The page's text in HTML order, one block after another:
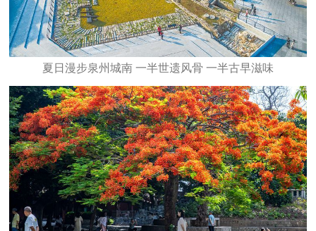
夏日漫步泉州城南 一半世遗风骨 一半古早滋味